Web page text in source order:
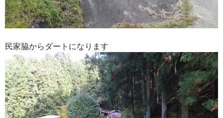
民家脇からダートになります